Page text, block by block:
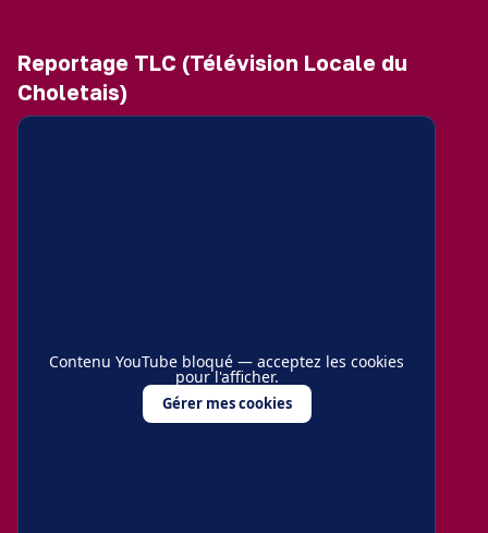
Reportage TLC (Télévision Locale du
Choletais)
Contenu YouTube bloqué — acceptez les cookies
pour l'afficher.
Gérer mes cookies